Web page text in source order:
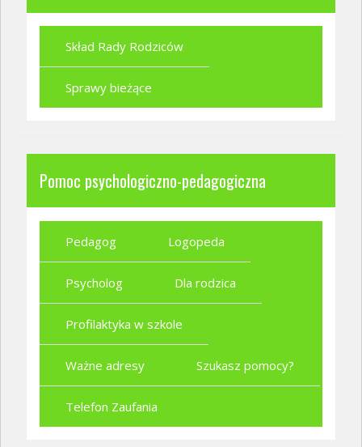
Skład Rady Rodziców
Sprawy bieżące
Pomoc psychologiczno-pedagogiczna
Pedagog Logopeda
Psycholog Dla rodzica
Profilaktyka w szkole
Ważne adresy Szukasz pomocy?
Telefon Zaufania